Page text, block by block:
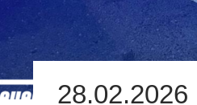
28.02.2026